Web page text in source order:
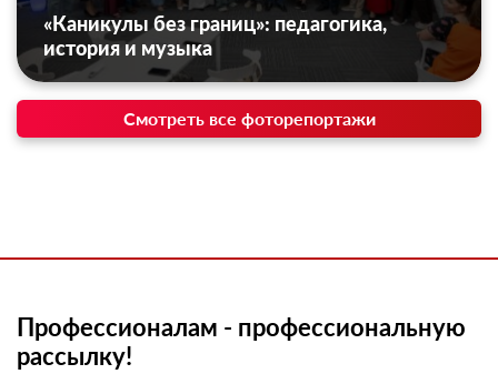
«Каникулы без границ»: педагогика,
история и музыка
Смотреть все фоторепортажи
Профессионалам - профессиональную
рассылку!